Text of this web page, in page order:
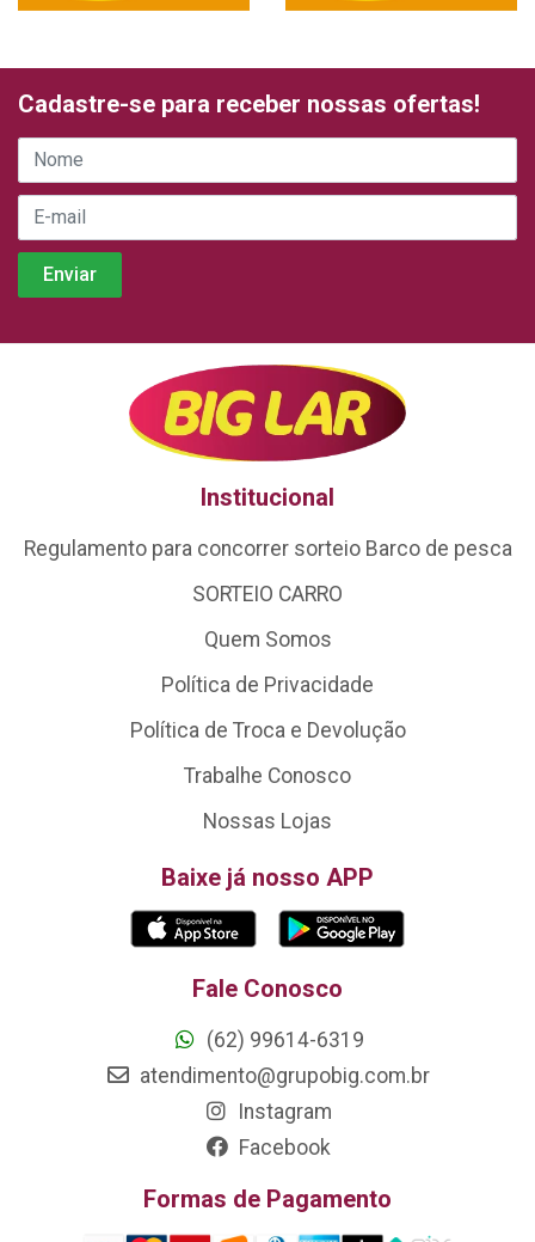
Cadastre-se para receber nossas ofertas!
Institucional
Regulamento para concorrer sorteio Barco de pesca
SORTEIO CARRO
Quem Somos
Política de Privacidade
Política de Troca e Devolução
Trabalhe Conosco
Nossas Lojas
Baixe já nosso APP
Fale Conosco
(62) 99614-6319
atendimento@grupobig.com.br
Instagram
Facebook
Formas de Pagamento